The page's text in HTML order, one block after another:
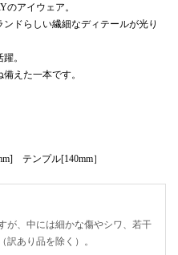
のアイウェア。
ドらしい繊細なディテールが光り
。
えた一本です。
テンプル[140mm］
が、中には細かな傷やシワ、若干
あり品を除く）。